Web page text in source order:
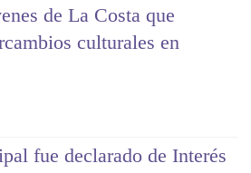
de La Costa que
culturales en
fue declarado de Interés